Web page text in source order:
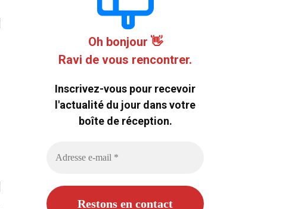
Oh bonjour 👋
Ravi de vous rencontrer.
Inscrivez-vous pour recevoir
l'actualité du jour dans votre
boîte de réception.